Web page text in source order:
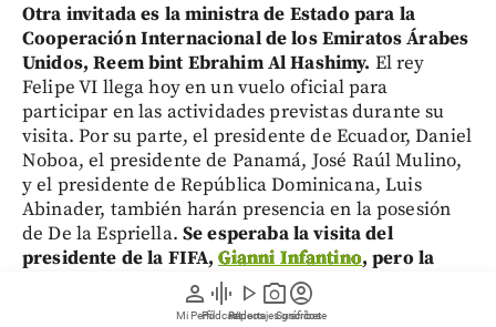
person
Mi Perfil
graphic_eq
Pódcast
play_arrow
Videos
photo_camera
Reportajes gráficos
account_circle
Suscríbete
Otra invitada es la ministra de Estado para la
Cooperación Internacional de los Emiratos Árabes
Unidos, Reem bint Ebrahim Al Hashimy. El rey
Felipe VI llega hoy en un vuelo oficial para
participar en las actividades previstas durante su
visita. Por su parte, el presidente de Ecuador, Daniel
Noboa, el presidente de Panamá, José Raúl Mulino,
y el presidente de República Dominicana, Luis
Abinader, también harán presencia en la posesión
de De la Espriella. Se esperaba la visita del
presidente de la FIFA,Gianni Infantino, pero la
canciller Rosa Villavicencio, en diálogo con
Caracol Radio, confirmó que este no asistiría